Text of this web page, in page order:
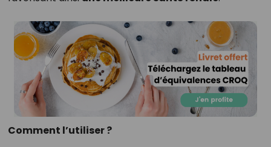
Comment l’utiliser ?